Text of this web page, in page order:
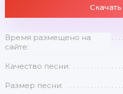
Скачать
Время размещено на
сайте:
Качество песни:
Размер песни: